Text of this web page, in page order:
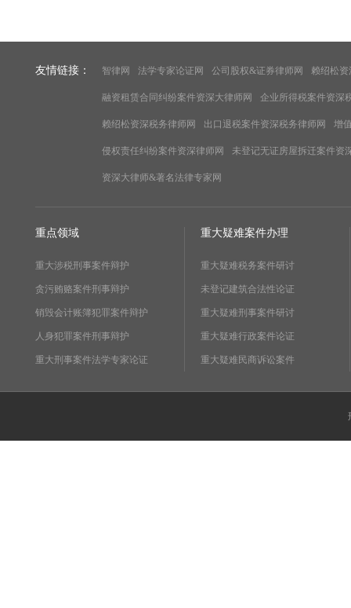
友情链接： 智律网 法学专家论证网 公司股权&证券律师网 赖绍松资
融资租赁合同纠纷案件资深大律师网 企业所得税案件资深
赖绍松资深税务律师网 出口退税案件资深税务律师网 增
侵权责任纠纷案件资深律师网 未登记无证房屋拆迁案件资
资深大律师&著名法律专家网
重点领域
重大涉税刑事案件辩护
贪污贿赂案件刑事辩护
销毁会计账簿犯罪案件辩护
人身犯罪案件刑事辩护
重大刑事案件法学专家论证
重大疑难案件办理
重大疑难税务案件研讨
未登记建筑合法性论证
重大疑难刑事案件研讨
重大疑难行政案件论证
重大疑难民商诉讼案件